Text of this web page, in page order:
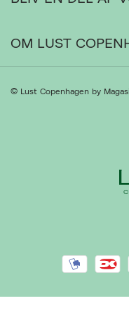
Ordrestatus
Gå til Kundeservice
Privatlivspolitik
Cookiepolitik
OM LUST
Om os
© Lust Copenhagen by